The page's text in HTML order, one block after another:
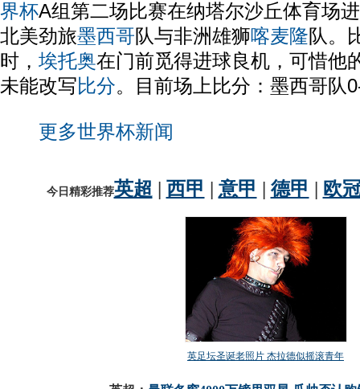
界杯A组第二场比赛在纳塔尔沙丘体育场
北美劲旅墨西哥队与非洲雄狮喀麦隆队。
时， 埃托奥在门前觅得进球良机，可惜他
未能改写比分。目前场上比分：墨西哥队
更多世界杯新闻